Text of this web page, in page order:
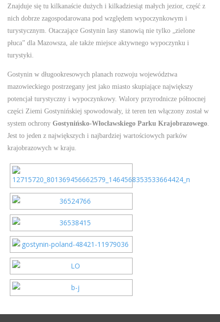
Znajduje się tu kilkanaście dużych i kilkadziesiąt małych jezior, część z
nich dobrze zagospodarowana pod względem wypoczynkowym i
turystycznym. Otaczające Gostynin lasy stanowią nie tylko „zielone
płuca” dla Mazowsza, ale także miejsce aktywnego wypoczynku i
turystyki.
Gostynin w długookresowych planach rozwoju województwa
mazowieckiego postrzegany jest jako miasto skupiające największy
potencjał turystyczny i wypoczynkowy. Walory przyrodnicze północnej
części Ziemi Gostynińskiej spowodowały, iż teren ten włączony został w
system ochrony Gostynińsko-Włocławskiego Parku Krajobrazowego.
Jest to jeden z największych i najbardziej wartościowych parków
krajobrazowych w kraju.